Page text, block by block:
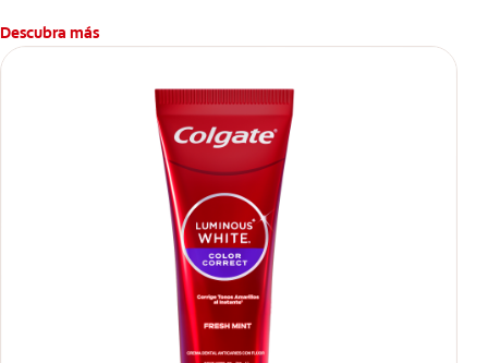
Descubra más